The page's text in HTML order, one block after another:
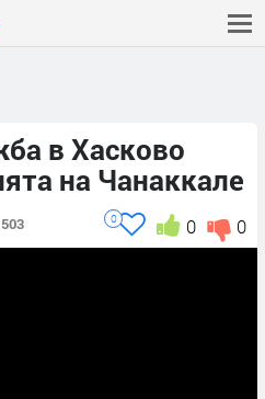
в Хасково
на Чанаккале
0
0
0